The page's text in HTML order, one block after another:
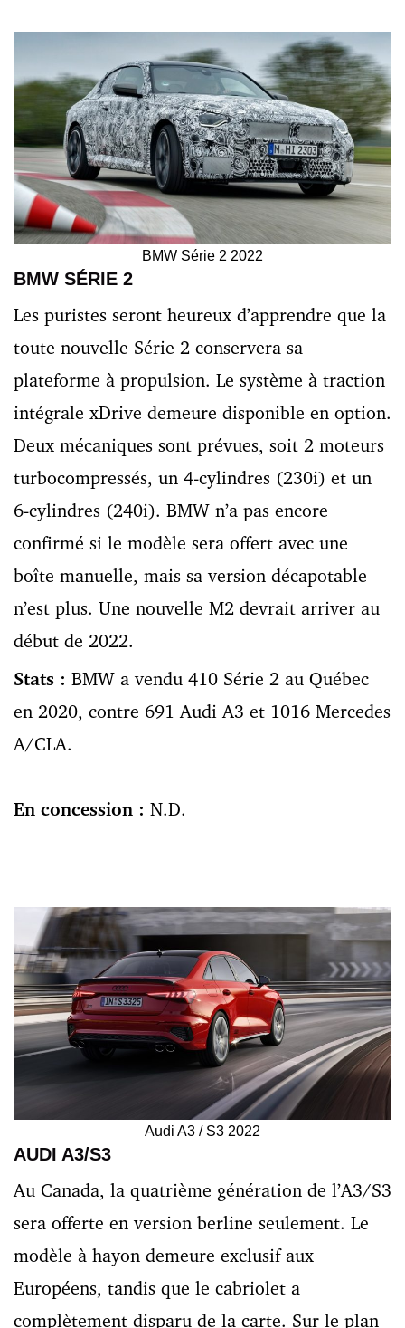
BMW Série 2 2022
BMW SÉRIE 2
Les puristes seront heureux d’apprendre que la
toute nouvelle Série 2 conservera sa
plateforme à propulsion. Le système à traction
intégrale xDrive demeure disponible en option.
Deux mécaniques sont prévues, soit 2 moteurs
turbocompressés, un 4-cylindres (230i) et un
6-cylindres (240i). BMW n’a pas encore
confirmé si le modèle sera offert avec une
boîte manuelle, mais sa version décapotable
n’est plus. Une nouvelle M2 devrait arriver au
début de 2022.
Stats : BMW a vendu 410 Série 2 au Québec
en 2020, contre 691 Audi A3 et 1016 Mercedes
A/CLA.
En concession : N.D.
Audi A3 / S3 2022
AUDI A3/S3
Au Canada, la quatrième génération de l’A3/S3
sera offerte en version berline seulement. Le
modèle à hayon demeure exclusif aux
Européens, tandis que le cabriolet a
complètement disparu de la carte. Sur le plan